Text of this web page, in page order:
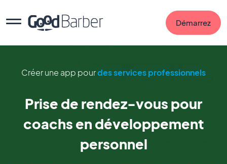
Démarrez
Créer une app pourdes services professionnels
Prise de rendez-vous pour
coachs en développement
personnel